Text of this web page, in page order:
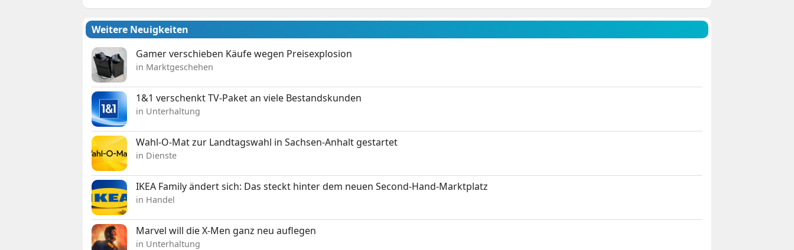
Weitere Neuigkeiten
Gamer verschieben Käufe wegen Preisexplosion
in Marktgeschehen
1&1 verschenkt TV-Paket an viele Bestandskunden
in Unterhaltung
Wahl-O-Mat zur Landtagswahl in Sachsen-Anhalt gestartet
in Dienste
IKEA Family ändert sich: Das steckt hinter dem neuen Second-Hand-Marktplatz
in Handel
Marvel will die X-Men ganz neu auflegen
in Unterhaltung